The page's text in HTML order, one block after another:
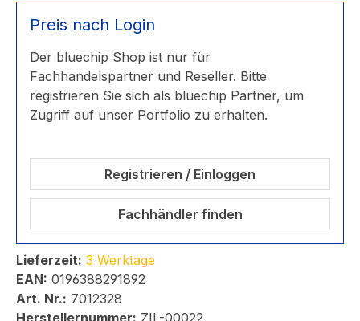
Preis nach Login
Der bluechip Shop ist nur für
Fachhandelspartner und Reseller. Bitte
registrieren Sie sich als bluechip Partner, um
Zugriff auf unser Portfolio zu erhalten.
Registrieren / Einloggen
Fachhändler finden
Lieferzeit: 3 Werktage
EAN: 0196388291892
Art. Nr.: 7012328
Herstellernummer: ZIL-00022